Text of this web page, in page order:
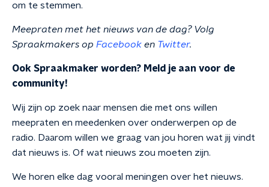
om te stemmen.
Meepraten met het nieuws van de dag? Volg
Spraakmakers op Facebook en Twitter.
Ook Spraakmaker worden? Meld je aan voor de
community!
Wij zijn op zoek naar mensen die met ons willen
meepraten en meedenken over onderwerpen op de
radio. Daarom willen we graag van jou horen wat jij vindt
dat nieuws is. Of wat nieuws zou moeten zijn.
We horen elke dag vooral meningen over het nieuws.